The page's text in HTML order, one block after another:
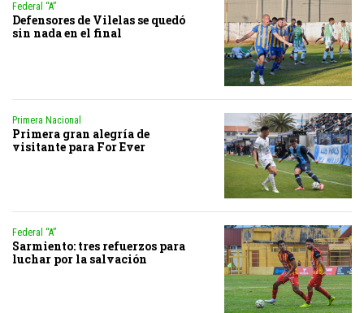
Federal “A”
Defensores de Vilelas se quedó
sin nada en el final
Primera Nacional
Primera gran alegría de
visitante para For Ever
Federal “A”
Sarmiento: tres refuerzos para
luchar por la salvación